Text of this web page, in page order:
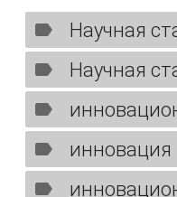
Научная
Научная
инновация